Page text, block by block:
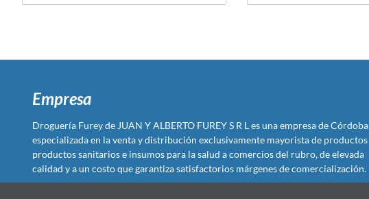
Empresa
Droguería Furey de JUAN Y ALBERTO FUREY S R L es una empresa de Córdoba
especializada en la venta y distribución exclusivamente mayorista de productos
productos sanitarios e insumos para la salud a comercios del rubro, de elevada
calidad y a un costo que garantiza satisfactorios márgenes de comercialización.